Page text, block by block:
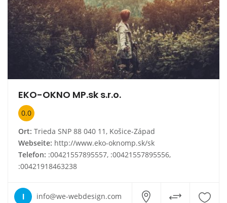
EKO-OKNO MP.sk s.r.o.
0.0
Ort: Trieda SNP 88 040 11, Košice-Západ
Webseite: http://www.eko-oknomp.sk/sk
Telefon: :00421557895557, :00421557895556,
:00421918463238
I info@we-webdesign.com